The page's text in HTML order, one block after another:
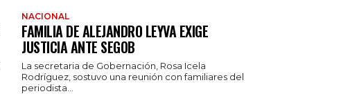
NACIONAL
FAMILIA DE ALEJANDRO LEYVA EXIGE
JUSTICIA ANTE SEGOB
La secretaria de Gobernación, Rosa Icela
Rodríguez, sostuvo una reunión con familiares del
periodista...